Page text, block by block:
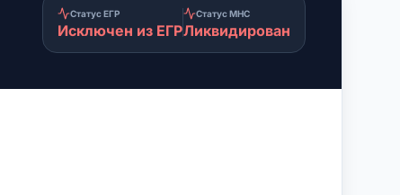
Статус ЕГР
Исключен из ЕГР
Статус МНС
Ликвидирован